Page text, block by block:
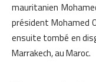
mauritanien
président Mohamed
ensuite tombé en
Marrakech, au Maroc.